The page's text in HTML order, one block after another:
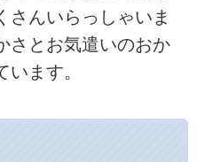
さんいらっしゃいま
さとお気遣いのおか
ます。